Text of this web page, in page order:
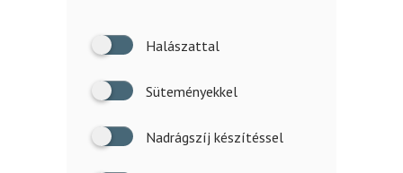
Halászattal
Süteményekkel
Nadrágszíj készítéssel